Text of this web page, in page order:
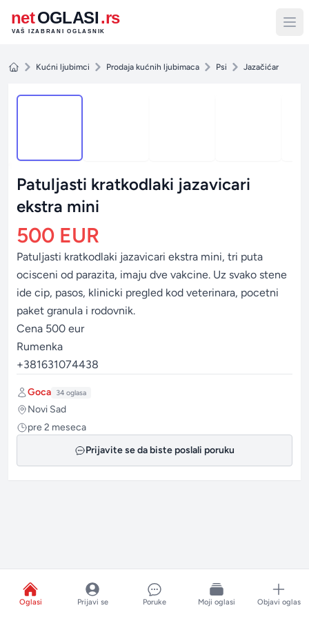
netOGLASI.rs
VAŠ IZABRANI OGLASNIK
Kućni ljubimci Prodaja kućnih ljubimaca Psi Jazačićar
1 / 10
Patuljasti kratkodlaki jazavicari
ekstra mini
500 EUR
Patuljasti kratkodlaki jazavicari ekstra mini, tri puta
ocisceni od parazita, imaju dve vakcine. Uz svako stene
ide cip, pasos, klinicki pregled kod veterinara, pocetni
paket granula i rodovnik.
Cena 500 eur
Rumenka
+381631074438
Autor:
Goca 34 oglasa
Grad:Novi Sad
Postavljeno:
pre 2 meseca
Prijavite se da biste poslali poruku
Oglasi Prijavi se Poruke Moji oglasi Objavi oglas